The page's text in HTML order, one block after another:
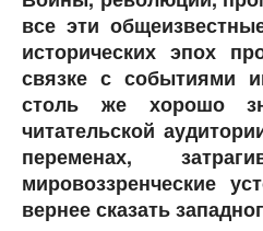
все эти
исторических эпох
связке с событиями
столь же хорошо
читательской
переменах,
мировоззренческие
вернее сказать